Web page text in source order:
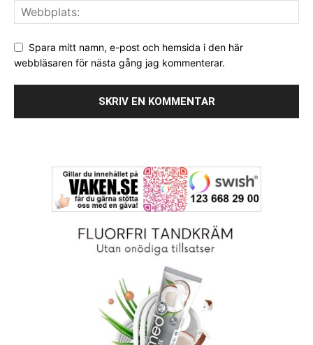
Spara mitt namn, e-post och hemsida i den här
webbläsaren för nästa gång jag kommenterar.